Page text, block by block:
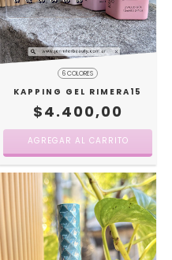
6 COLORES
KAPPING GEL RIMERA15
$4.400,00
AGREGAR AL CARRITO